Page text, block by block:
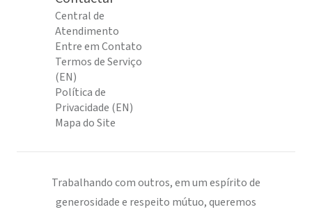
Central de
Atendimento
Entre em Contato
Termos de Serviço
(EN)
Política de
Privacidade (EN)
Mapa do Site
Trabalhando com outros, em um espírito de
generosidade e respeito mútuo, queremos